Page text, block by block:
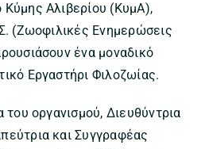
Αλιβερίου (ΚυμΑ),
(Ζωοφιλικές Ενημερώσεις
ένα μοναδικό
Εργαστήρι Φιλοζωίας.
του οργανισμού, Διευθύντρια
και Συγγραφέας